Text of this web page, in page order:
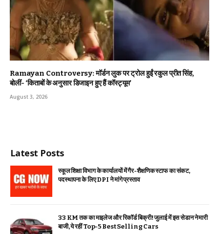
Ramayan Controversy: मॉर्डन लुक पर ट्रोल हुईं रकुल प्रीत सिंह,
बोलीं- ‘किताबों के अनुसार डिजाइन हुए हैं कॉस्ट्यूम’
August 3, 2026
Latest Posts
स्कूल शिक्षा विभाग के कार्यालयों में गैर-शैक्षणिक स्टाफ का संकट,
पदस्थापना के लिए DPI ने मांगे प्रस्ताव
33 KM तक का माइलेज और रिकॉर्ड बिक्री! जुलाई में इस सेडान ने मारी
बाजी, ये रहीं Top-5 Best Selling Cars